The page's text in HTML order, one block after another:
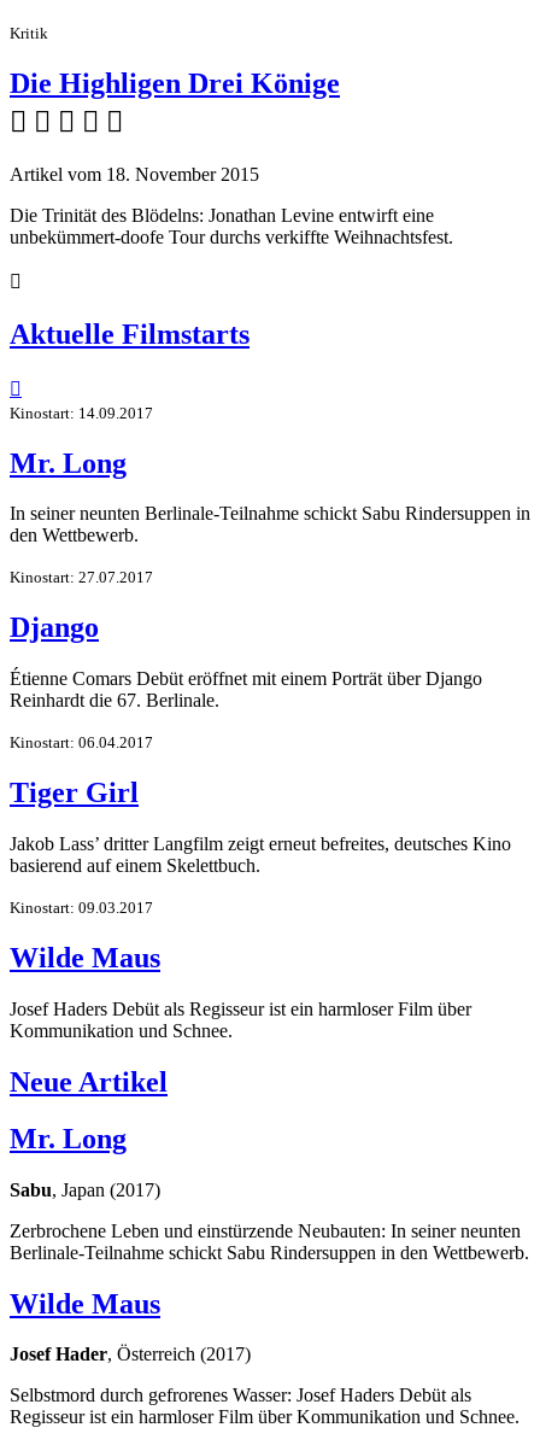
Kritik
Die Highligen Drei Könige
    
Artikel vom 18. November 2015
Die Trinität des Blödelns: Jonathan Levine entwirft eine
unbekümmert-doofe Tour durchs verkiffte Weihnachtsfest.

Aktuelle Filmstarts

Kinostart: 14.09.2017
Mr. Long
In seiner neunten Berlinale-Teilnahme schickt Sabu Rindersuppen in
den Wettbewerb.
Kinostart: 27.07.2017
Django
Étienne Comars Debüt eröffnet mit einem Porträt über Django
Reinhardt die 67. Berlinale.
Kinostart: 06.04.2017
Tiger Girl
Jakob Lass’ dritter Langfilm zeigt erneut befreites, deutsches Kino
basierend auf einem Skelettbuch.
Kinostart: 09.03.2017
Wilde Maus
Josef Haders Debüt als Regisseur ist ein harmloser Film über
Kommunikation und Schnee.
Neue Artikel
Mr. Long
Sabu, Japan (2017)
Zerbrochene Leben und einstürzende Neubauten: In seiner neunten
Berlinale-Teilnahme schickt Sabu Rindersuppen in den Wettbewerb.
Wilde Maus
Josef Hader, Österreich (2017)
Selbstmord durch gefrorenes Wasser: Josef Haders Debüt als
Regisseur ist ein harmloser Film über Kommunikation und Schnee.